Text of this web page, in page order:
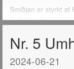
Smiðjan er styrkt
Suðurlands.
Nr. 5
2024-06-21